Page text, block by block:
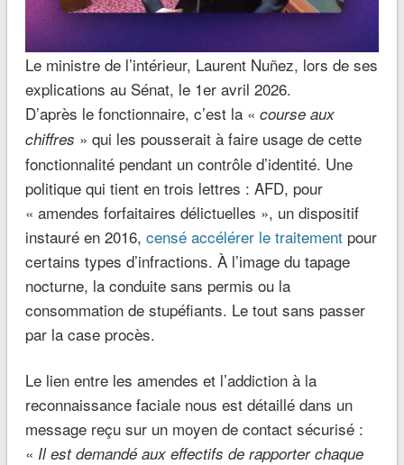
Le ministre de l’intérieur, Laurent Nuñez, lors de ses
explications au Sénat, le 1er avril 2026.
D’après le fonctionnaire, c’est la « course aux
chiffres » qui les pousserait à faire usage de cette
fonctionnalité pendant un contrôle d’identité. Une
politique qui tient en trois lettres : AFD, pour
« amendes forfaitaires délictuelles », un dispositif
instauré en 2016, censé accélérer le traitementpour
certains types d’infractions. À l’image du tapage
nocturne, la conduite sans permis ou la
consommation de stupéfiants. Le tout sans passer
par la case procès.
Le lien entre les amendes et l’addiction à la
reconnaissance faciale nous est détaillé dans un
message reçu sur un moyen de contact sécurisé :
« Il est demandé aux effectifs de rapporter chaque